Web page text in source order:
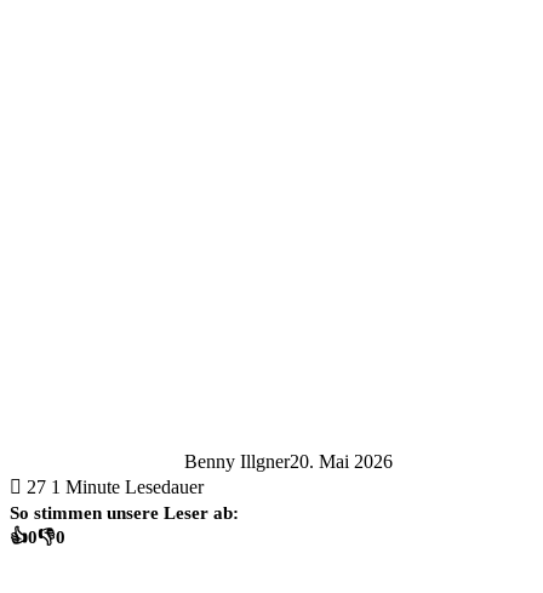
Benny Illgner20. Mai 2026
27 1 Minute Lesedauer
So stimmen unsere Leser ab:
👍0👎0